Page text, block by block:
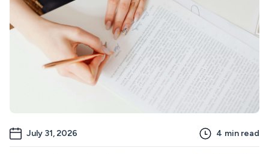
July 31, 2026 4 min read